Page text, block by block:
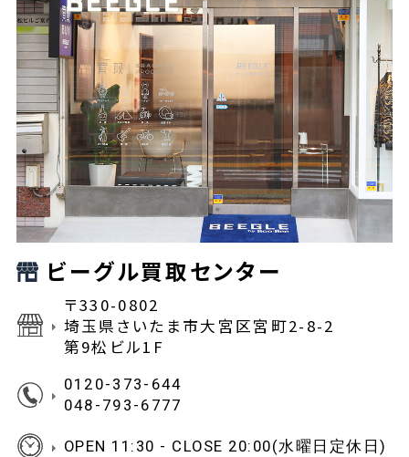
ビーグル買取センター
〒330-0802
埼玉県さいたま市大宮区宮町2-8-2
第9松ビル1F
0120-373-644
048-793-6777
OPEN 11:30 - CLOSE 20:00(水曜日定休日)